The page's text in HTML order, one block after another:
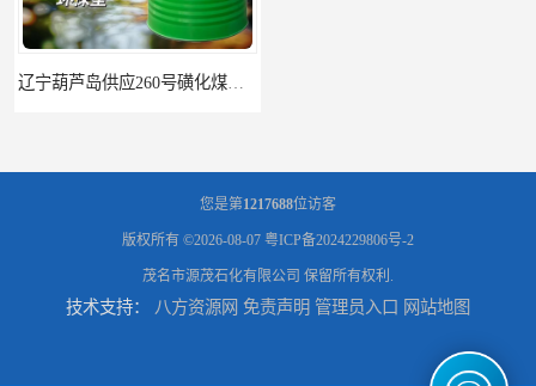
您是第1217688位访客
版权所有 ©2026-08-07 粤ICP备2024229806号-2
茂名市源茂石化有限公司 保留所有权利.
技术支持： 八方资源网 免责声明 管理员入口 网站地图